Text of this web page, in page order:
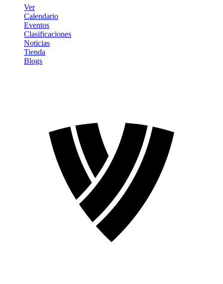
Ver
Calendario
Eventos
Clasificaciones
Noticias
Tienda
Blogs